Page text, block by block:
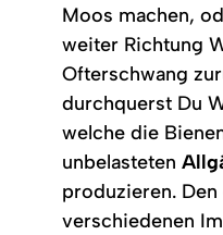
Moos machen,
weiter Richtung
Ofterschwang
durchquerst Du
welche die
unbelasteten
produzieren.
verschiedenen